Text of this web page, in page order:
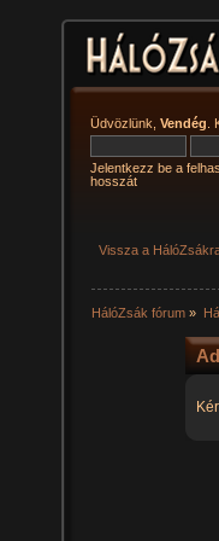
Üdvözlünk, Vendég .
Jelentkezz be a
hosszát
Vissza a
HálóZsák fórum »